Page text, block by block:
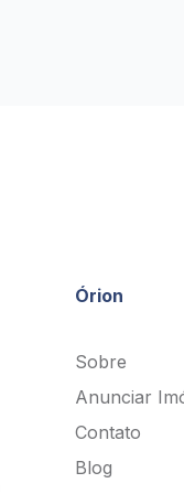
Órion
Sobre
Anunciar
Contato
Blog